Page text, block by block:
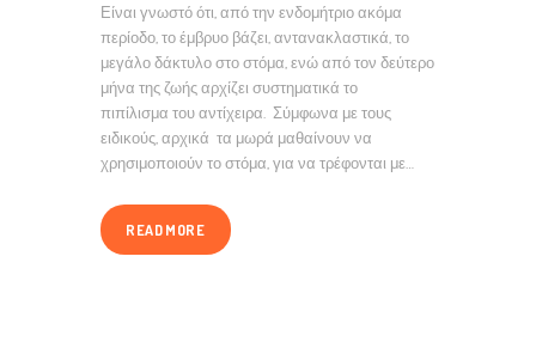
Είναι γνωστό ότι, από την ενδομήτριο ακόμα
περίοδο, το έμβρυο βάζει, αντανακλαστικά, το
μεγάλο δάκτυλο στο στόμα, ενώ από τον δεύτερο
μήνα της ζωής αρχίζει συστηματικά το
πιπίλισμα του αντίχειρα. Σύμφωνα με τους
ειδικούς, αρχικά τα μωρά μαθαίνουν να
χρησιμοποιούν το στόμα, για να τρέφονται με…
READ MORE